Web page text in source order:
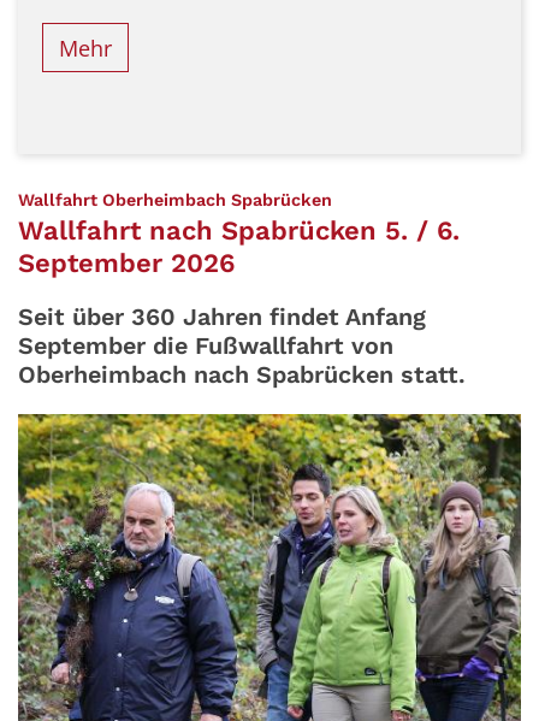
Mehr
Wallfahrt Oberheimbach Spabrücken
Wallfahrt nach Spabrücken 5. / 6.
September 2026
Seit über 360 Jahren findet Anfang
September die Fußwallfahrt von
Oberheimbach nach Spabrücken statt.